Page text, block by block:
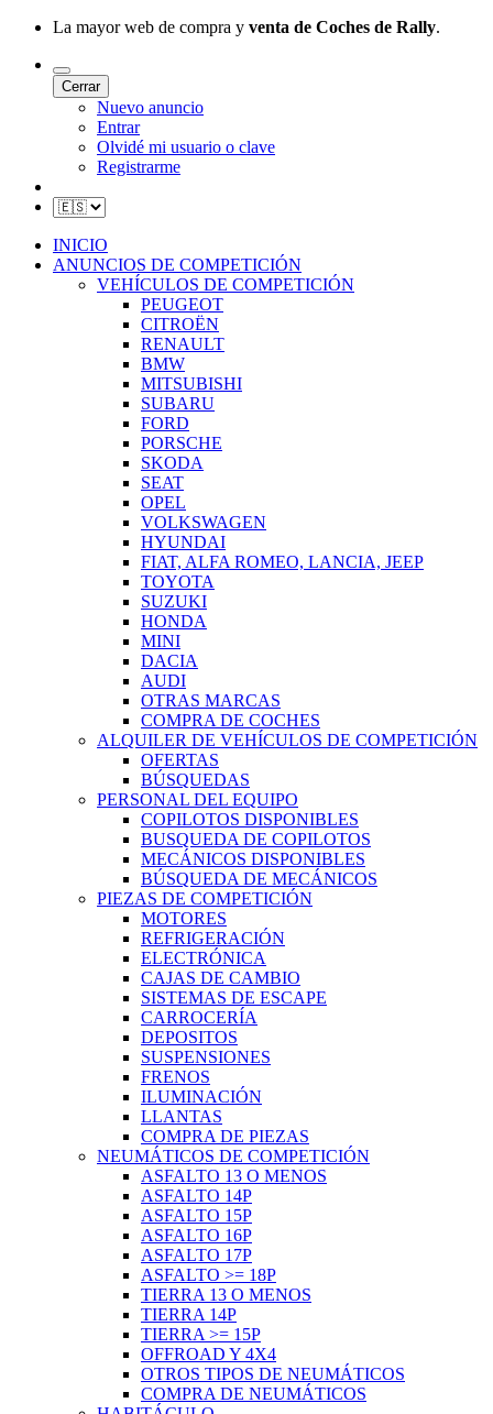
La mayor web de compra y venta de Coches de Rally.
Cerrar
Nuevo anuncio
Entrar
Olvidé mi usuario o clave
Registrarme
INICIO
ANUNCIOS DE COMPETICIÓN
VEHÍCULOS DE COMPETICIÓN
PEUGEOT
CITROËN
RENAULT
BMW
MITSUBISHI
SUBARU
FORD
PORSCHE
SKODA
SEAT
OPEL
VOLKSWAGEN
HYUNDAI
FIAT, ALFA ROMEO, LANCIA, JEEP
TOYOTA
SUZUKI
HONDA
MINI
DACIA
AUDI
OTRAS MARCAS
COMPRA DE COCHES
ALQUILER DE VEHÍCULOS DE COMPETICIÓN
OFERTAS
BÚSQUEDAS
PERSONAL DEL EQUIPO
COPILOTOS DISPONIBLES
BUSQUEDA DE COPILOTOS
MECÁNICOS DISPONIBLES
BÚSQUEDA DE MECÁNICOS
PIEZAS DE COMPETICIÓN
MOTORES
REFRIGERACIÓN
ELECTRÓNICA
CAJAS DE CAMBIO
SISTEMAS DE ESCAPE
CARROCERÍA
DEPOSITOS
SUSPENSIONES
FRENOS
ILUMINACIÓN
LLANTAS
COMPRA DE PIEZAS
NEUMÁTICOS DE COMPETICIÓN
ASFALTO 13 O MENOS
ASFALTO 14P
ASFALTO 15P
ASFALTO 16P
ASFALTO 17P
ASFALTO >= 18P
TIERRA 13 O MENOS
TIERRA 14P
TIERRA >= 15P
OFFROAD Y 4X4
OTROS TIPOS DE NEUMÁTICOS
COMPRA DE NEUMÁTICOS